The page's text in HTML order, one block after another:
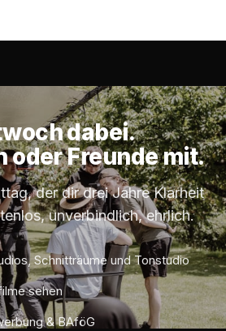
dabei.
oder Freunde mit.
der dir drei Jahre Klarheit
unverbindlich, ehrlich.
Schnitträume und Tonstudio
sehen
& BAföG